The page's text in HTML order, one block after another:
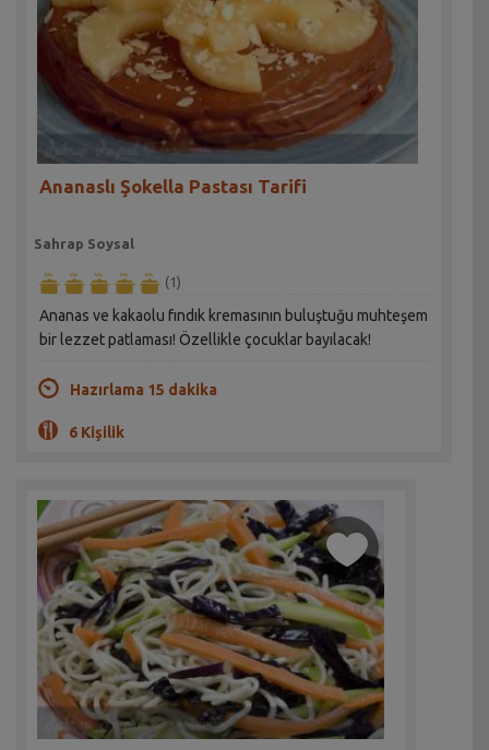
Ananaslı Şokella Pastası Tarifi
Sahrap Soysal
(1)
Ananas ve kakaolu fındık kremasının buluştuğu muhteşem
bir lezzet patlaması! Özellikle çocuklar bayılacak!
Hazırlama 15 dakika
6 Kişilik